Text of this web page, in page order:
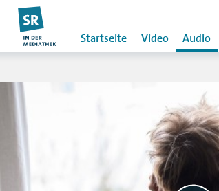
Startseite Video Audio